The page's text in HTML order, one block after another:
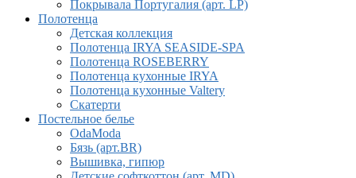
Покрывала Португалия (арт. LP)
Полотенца
Детская коллекция
Полотенца IRYA SEASIDE-SPA
Полотенца ROSEBERRY
Полотенца кухонные IRYA
Полотенца кухонные Valtery
Скатерти
Постельное белье
OdaModa
Бязь (арт.BR)
Вышивка, гипюр